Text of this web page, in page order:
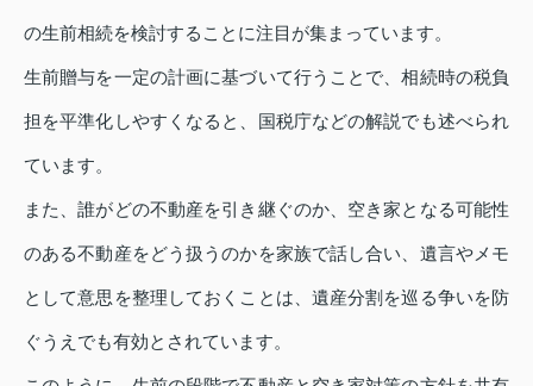
の生前相続を検討することに注目が集まっています。
生前贈与を一定の計画に基づいて行うことで、相続時の税負
担を平準化しやすくなると、国税庁などの解説でも述べられ
ています。
また、誰がどの不動産を引き継ぐのか、空き家となる可能性
のある不動産をどう扱うのかを家族で話し合い、遺言やメモ
として意思を整理しておくことは、遺産分割を巡る争いを防
ぐうえでも有効とされています。